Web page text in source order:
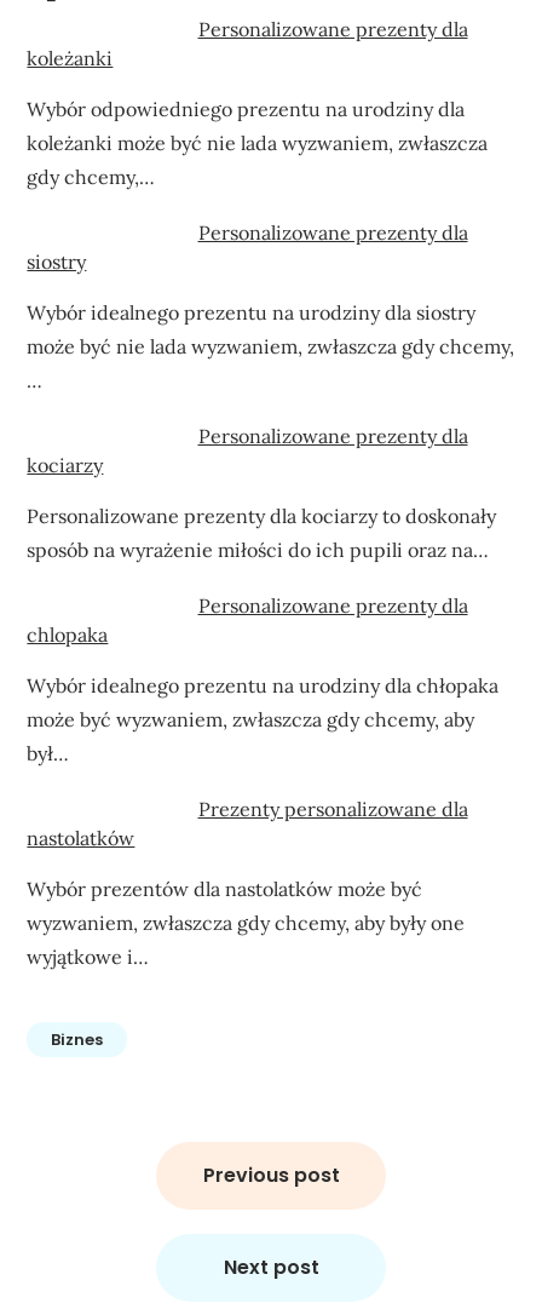
Personalizowane prezenty dla
koleżanki
Wybór odpowiedniego prezentu na urodziny dla
koleżanki może być nie lada wyzwaniem, zwłaszcza
gdy chcemy,…
Personalizowane prezenty dla
siostry
Wybór idealnego prezentu na urodziny dla siostry
może być nie lada wyzwaniem, zwłaszcza gdy chcemy,
…
Personalizowane prezenty dla
kociarzy
Personalizowane prezenty dla kociarzy to doskonały
sposób na wyrażenie miłości do ich pupili oraz na…
Personalizowane prezenty dla
chlopaka
Wybór idealnego prezentu na urodziny dla chłopaka
może być wyzwaniem, zwłaszcza gdy chcemy, aby
był…
Prezenty personalizowane dla
nastolatków
Wybór prezentów dla nastolatków może być
wyzwaniem, zwłaszcza gdy chcemy, aby były one
wyjątkowe i…
Biznes
Previous post
Next post